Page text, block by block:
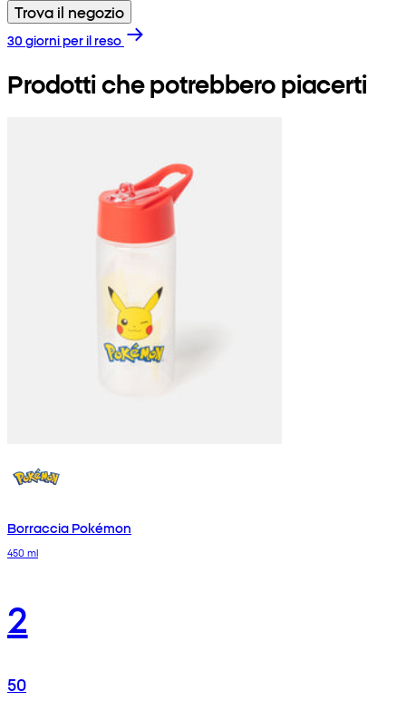
Trova il negozio
30 giorni per il reso
Prodotti che potrebbero piacerti
Borraccia Pokémon
450 ml
2
50